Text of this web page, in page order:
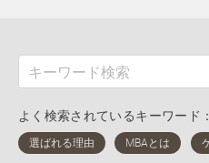
よく検索されているキーワード：